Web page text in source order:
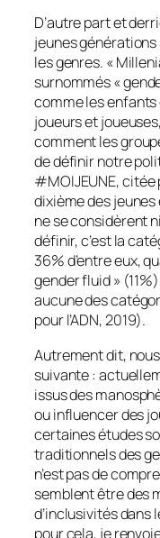
D’autre part et
jeunes
les genres. «
surnommés «
comme les
joueurs et
comment les
de définir notre
#MOIJEUNE, citée
dixième des
ne se considèrent
définir, c’est la
36% d’entre eux,
gender fluid »
aucune des
pour l’ADN, 2019).
Autrement dit,
suivante :
issus des
ou influencer des
certaines études
traditionnels des
n’est pas de
semblent être des
d’inclusivités dans
pour cela, je